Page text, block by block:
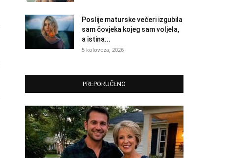
Poslije maturske večeri izgubila
sam čovjeka kojeg sam voljela,
a istina...
5 kolovoza, 2026
PREPORUČENO